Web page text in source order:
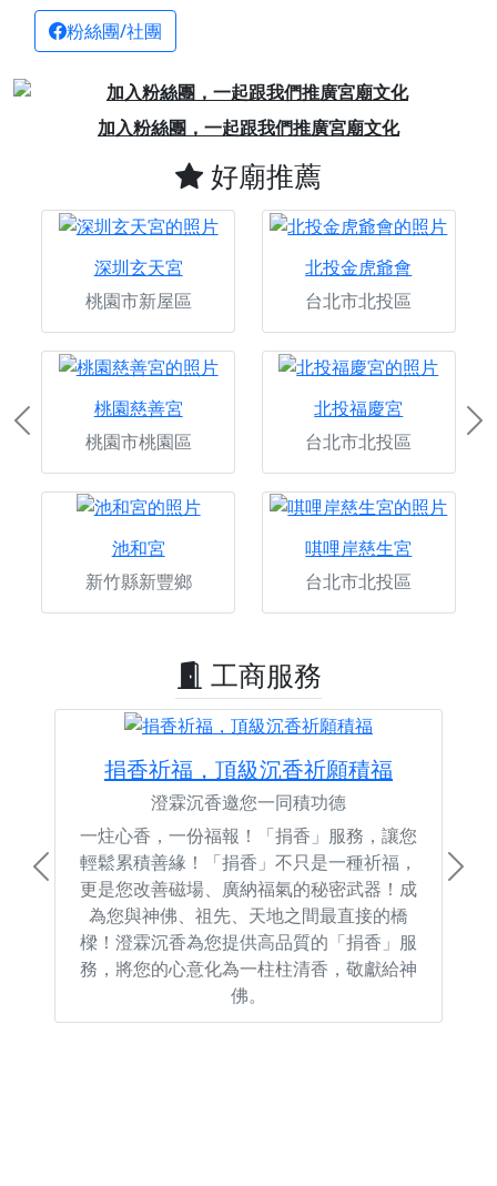
粉絲團/社團
加入粉絲團，一起跟我們推廣宮廟文化
Previous
好廟推薦
深圳玄天宮
桃園市新屋區
北投金虎爺會
台北市北投區
桃園慈善宮
桃園市桃園區
北投福慶宮
台北市北投區
池和宮
新竹縣新豐鄉
唭哩岸慈生宮
台北市北投區
Previous
工商服務
捐香祈福，頂級沉香祈願積福
澄霖沉香邀您一同積功德
一炷心香，一份福報！「捐香」服務，讓您
輕鬆累積善緣！「捐香」不只是一種祈福，
更是您改善磁場、廣納福氣的秘密武器！成
為您與神佛、祖先、天地之間最直接的橋
樑！澄霖沉香為您提供高品質的「捐香」服
務，將您的心意化為一柱柱清香，敬獻給神
佛。
Previous Next